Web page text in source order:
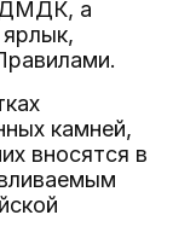
а
камней,
вносятся в